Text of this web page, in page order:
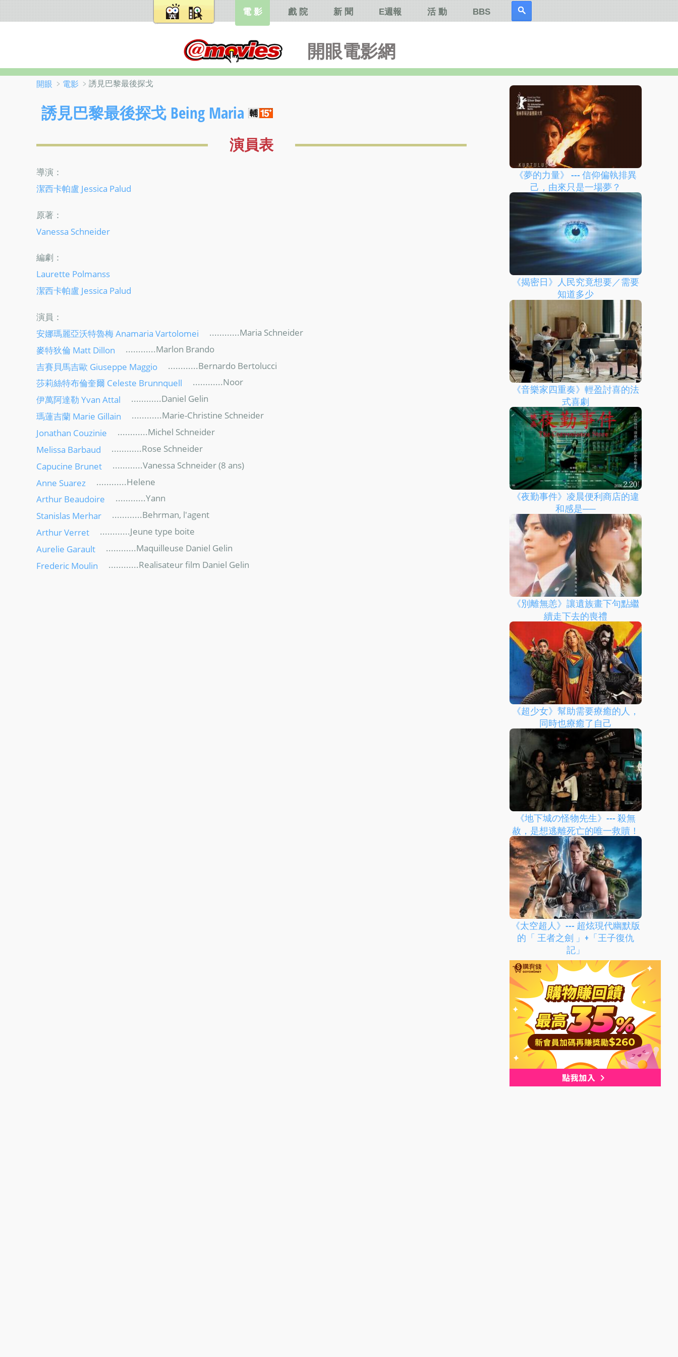
開眼電影網
電 影 戲 院 新 聞 E週報 活 動 BBS
開眼 ﹥ 電影 ﹥誘見巴黎最後探戈
誘見巴黎最後探戈 Being Maria
演員表
導演：
潔西卡帕盧 Jessica Palud
原著：
Vanessa Schneider
編劇：
Laurette Polmanss
潔西卡帕盧 Jessica Palud
演員：
安娜瑪麗亞沃特魯梅 Anamaria Vartolomei
............Maria Schneider
麥特狄倫 Matt Dillon
............Marlon Brando
吉賽貝馬吉歐 Giuseppe Maggio
............Bernardo Bertolucci
莎莉絲特布倫奎爾 Celeste Brunnquell
............Noor
伊萬阿達勒 Yvan Attal
............Daniel Gelin
瑪蓮吉蘭 Marie Gillain
............Marie-Christine Schneider
Jonathan Couzinie
............Michel Schneider
Melissa Barbaud
............Rose Schneider
Capucine Brunet
............Vanessa Schneider (8 ans)
Anne Suarez
............Helene
Arthur Beaudoire
............Yann
Stanislas Merhar
............Behrman, l'agent
Arthur Verret
............Jeune type boite
Aurelie Garault
............Maquilleuse Daniel Gelin
Frederic Moulin
............Realisateur film Daniel Gelin
《夢的力量》 --- 信仰偏執排異
己，由來只是一場夢？
《揭密日》人民究竟想要／需要
知道多少
《音樂家四重奏》輕盈討喜的法
式喜劇
《夜勤事件》凌晨便利商店的違
和感是──
《別離無恙》讓遺族畫下句點繼
續走下去的喪禮
《超少女》幫助需要療癒的人，
同時也療癒了自己
《地下城の怪物先生》--- 殺無
赦，是想逃離死亡的唯一救贖！
《太空超人》--- 超炫現代幽默版
的「 王者之劍 」+「王子復仇
記」